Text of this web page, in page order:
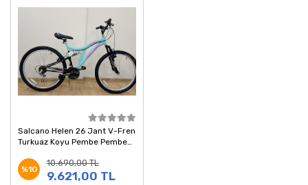
Salcano Helen 26 Jant V-Fren
Turkuaz Koyu Pembe Pembe
%10
10.690,00 TL
9.621,00 TL